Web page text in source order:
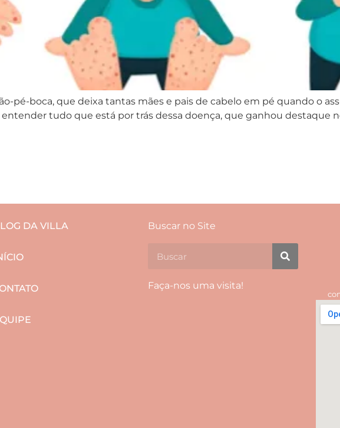
pé-boca, que deixa tantas mães e pais de cabelo em pé quando o
entender tudo que está por trás dessa doença, que ganhou destaque
DA VILLA Buscar no Site
Faça-nos uma visita!